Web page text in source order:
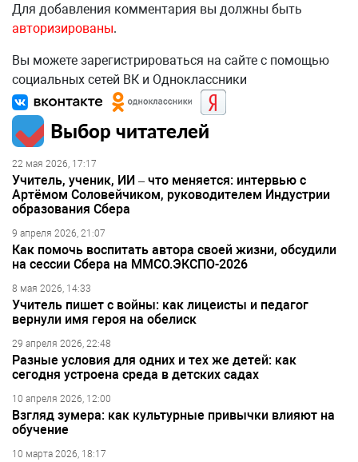
Для добавления комментария вы должны быть
авторизированы.
Вы можете зарегистрироваться на сайте с помощью
социальных сетей ВК и Одноклассники
Выбор читателей
22 мая 2026, 17:17
Учитель, ученик, ИИ – что меняется: интервью с
Артёмом Соловейчиком, руководителем Индустрии
образования Сбера
9 апреля 2026, 21:07
Как помочь воспитать автора своей жизни, обсудили
на сессии Сбера на ММСО.ЭКСПО-2026
8 мая 2026, 14:33
Учитель пишет с войны: как лицеисты и педагог
вернули имя героя на обелиск
29 апреля 2026, 22:48
Разные условия для одних и тех же детей: как
сегодня устроена среда в детских садах
10 апреля 2026, 12:00
Взгляд зумера: как культурные привычки влияют на
обучение
10 марта 2026, 18:17